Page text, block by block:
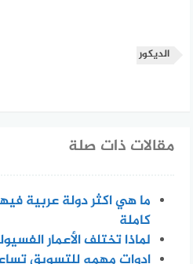
الديكور
مقالات ذات صلة
ما هي اكثر دولة عربية
كاملة
لماذا تختلف الأعمار